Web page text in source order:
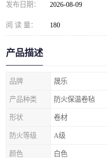
发布日期： 2026-08-09
阅 读 量： 180
产品描述
品牌 晟乐
产品种类 防火保温卷毡
形状 卷材
防火等级 A级
颜色 白色